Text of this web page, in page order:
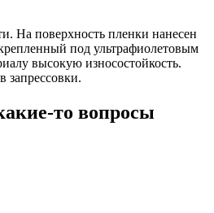
На поверхность пленки нанесен
под ультрафиолетовым
высокую износостойкость.
запрессовки.
то вопросы